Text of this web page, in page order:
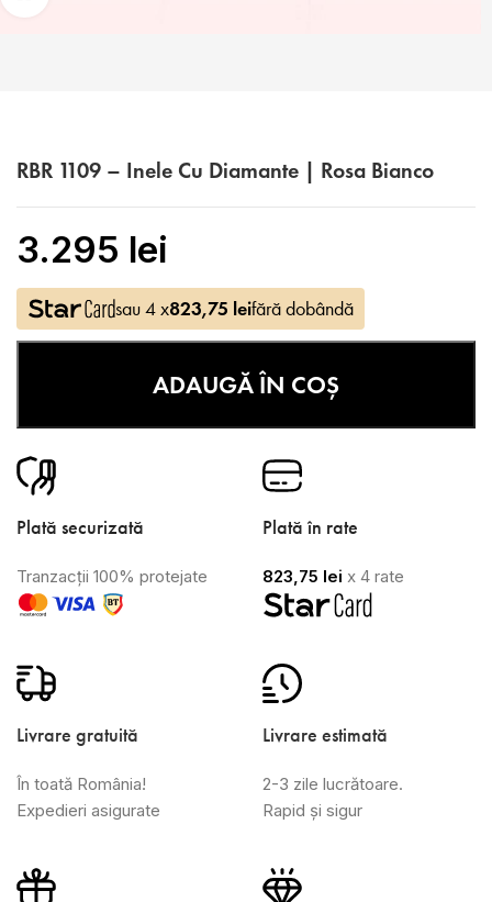
RBR 1109 – Inele Cu Diamante | Rosa Bianco
3.295 lei
sau 4 x823,75 leifără dobândă
ADAUGĂ ÎN COȘ
Plată securizată
Tranzacții 100% protejate
Plată în rate
823,75 lei x 4 rate
Livrare gratuită
În toată România!
Expedieri asigurate
Livrare estimată
2-3 zile lucrătoare.
Rapid și sigur